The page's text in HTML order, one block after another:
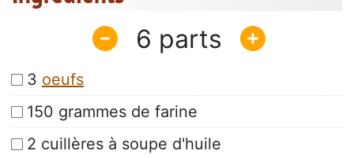
6
3 oeufs
150 grammes de farine
2 cuillères à soupe d'huile